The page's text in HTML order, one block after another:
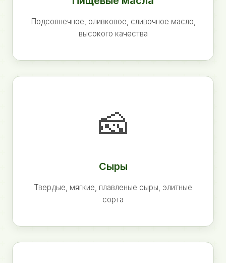
Подсолнечное, оливковое, сливочное масло,
высокого качества
🧀
Сыры
Твердые, мягкие, плавленые сыры, элитные
сорта